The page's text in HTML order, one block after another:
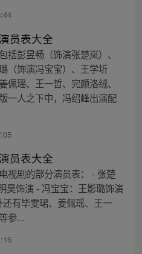
员表大全
括彭昱畅（饰演张楚岚）、
（饰演冯宝宝）、王学圻
佩瑶、王一哲、完颜洛绒、
一人之下中，冯绍峰出演配
员表大全
视剧的部分演员表： - 张楚
昊饰演 - 冯宝宝：王影璐饰演
有毕雯珺、姜佩瑶、王一
参...